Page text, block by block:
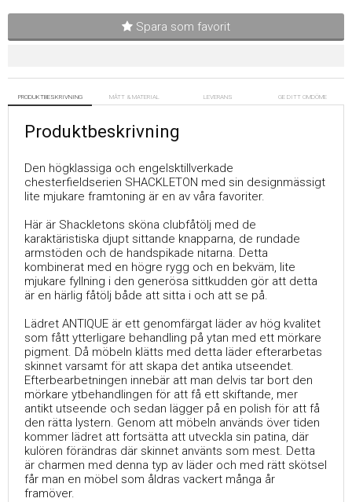
Spara som favorit
PRODUKTBESKRIVNING MÅTT & MATERIAL LEVERANS GE DITT OMDÖME
Produktbeskrivning
Den högklassiga och engelsktillverkade
chesterfieldserien SHACKLETON med sin designmässigt
lite mjukare framtoning är en av våra favoriter.
Här är Shackletons sköna clubfåtölj med de
karaktäristiska djupt sittande knapparna, de rundade
armstöden och de handspikade nitarna. Detta
kombinerat med en högre rygg och en bekväm, lite
mjukare fyllning i den generösa sittkudden gör att detta
är en härlig fåtölj både att sitta i och att se på.
Lädret ANTIQUE är ett genomfärgat läder av hög kvalitet
som fått ytterligare behandling på ytan med ett mörkare
pigment. Då möbeln klätts med detta läder efterarbetas
skinnet varsamt för att skapa det antika utseendet.
Efterbearbetningen innebär att man delvis tar bort den
mörkare ytbehandlingen för att få ett skiftande, mer
antikt utseende och sedan lägger på en polish för att få
den rätta lystern. Genom att möbeln används över tiden
kommer lädret att fortsätta att utveckla sin patina, där
kulören förändras där skinnet använts som mest. Detta
är charmen med denna typ av läder och med rätt skötsel
får man en möbel som åldras vackert många år
framöver.